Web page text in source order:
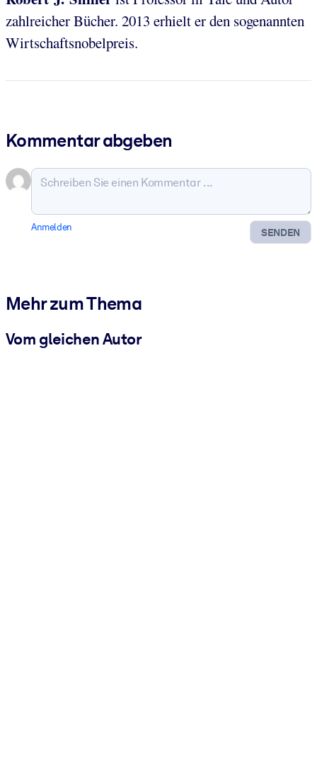
zahlreicher Bücher. 2013 erhielt er den sogenannten
Wirtschaftsnobelpreis.
Kommentar abgeben
SENDEN
Anmelden
Mehr zum Thema
Vom gleichen Autor